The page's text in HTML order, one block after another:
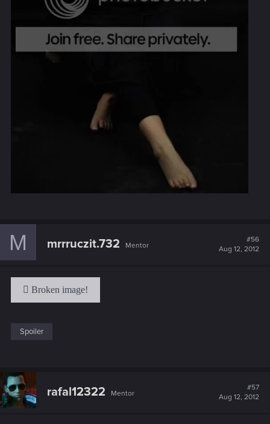
M mrrruczit.732 Mentor
#56
Aug 12, 2012
Spoiler
rafal12322 Mentor
#57
Aug 12, 2012